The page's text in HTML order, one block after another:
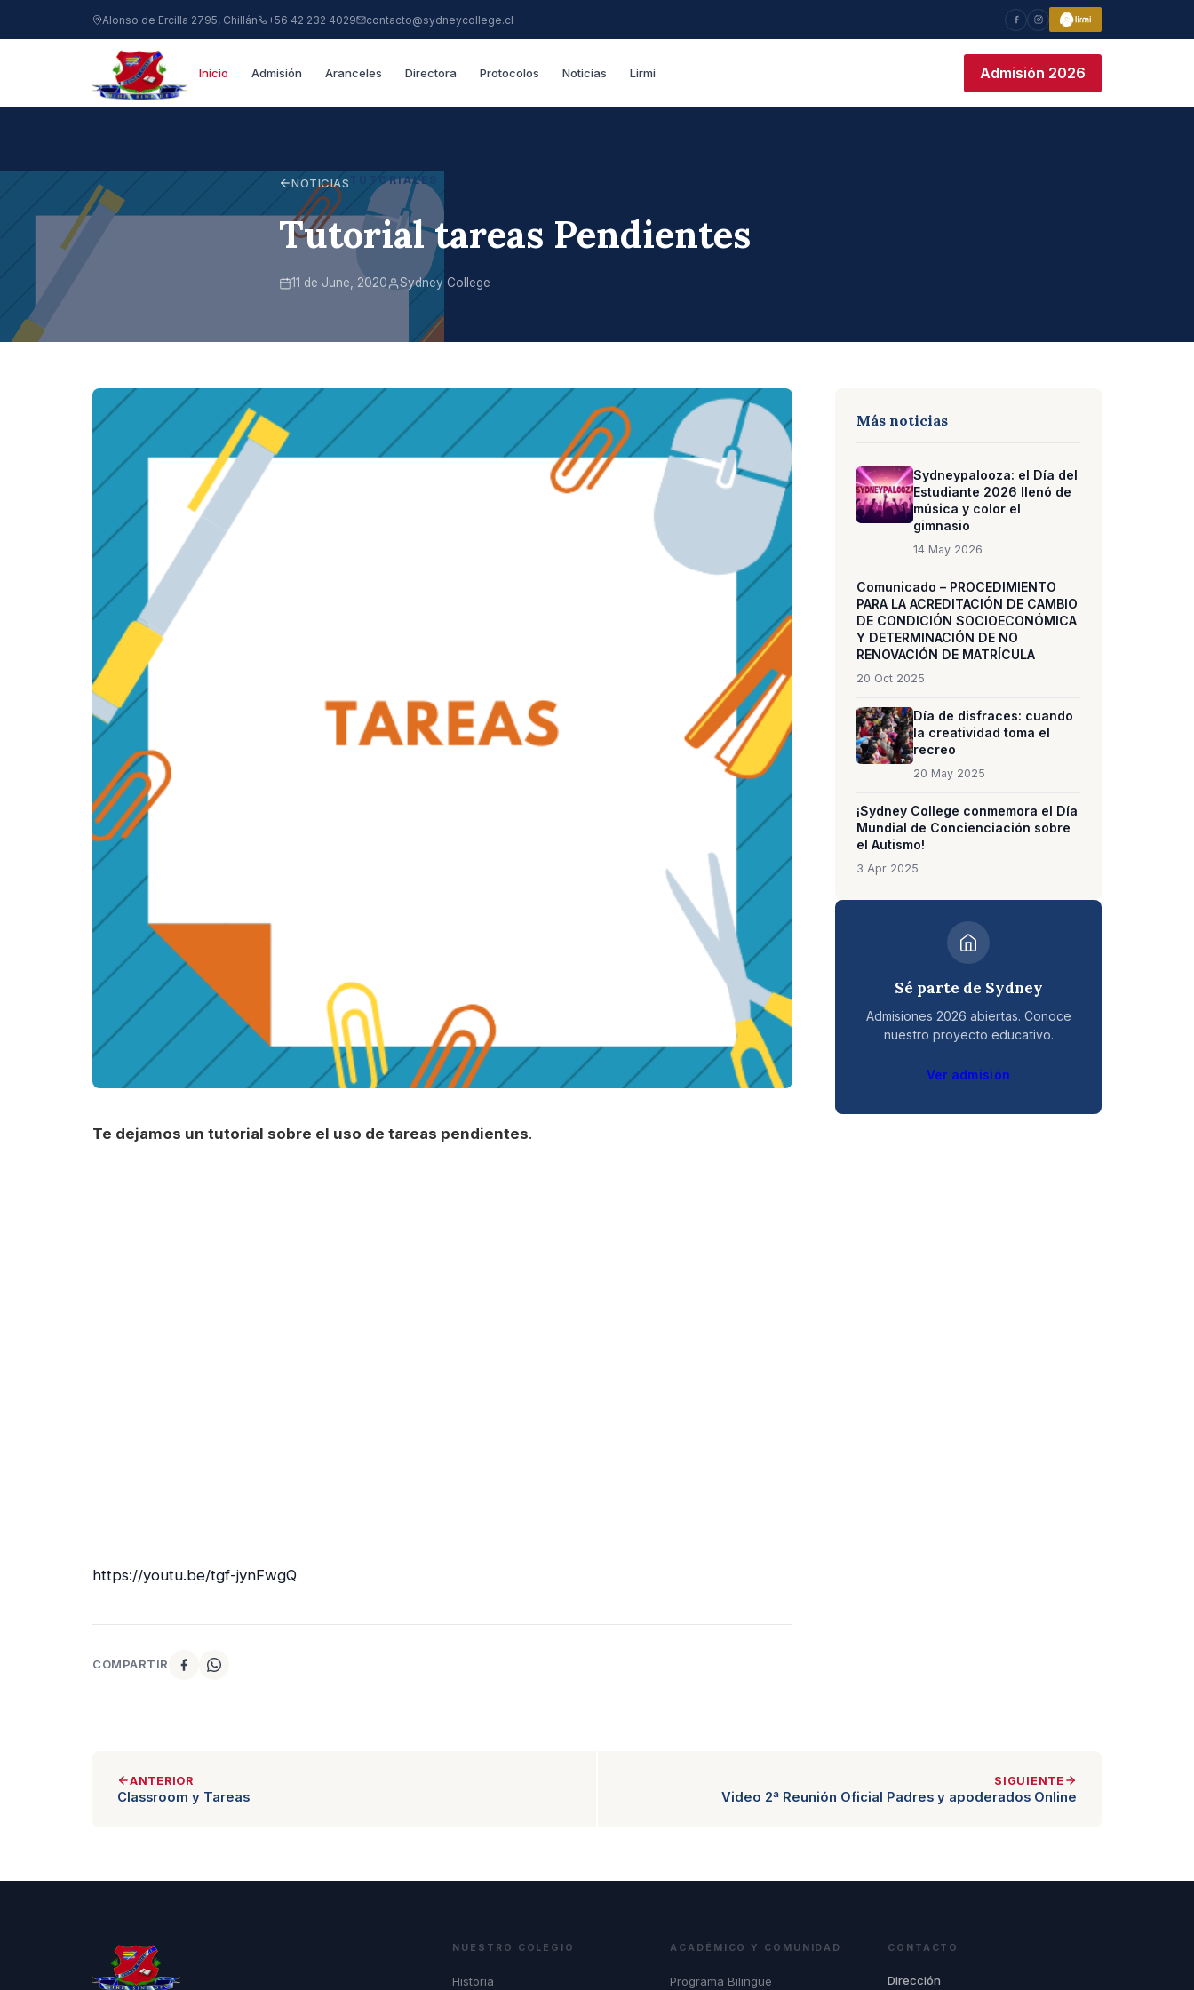
Alonso de Ercilla 2795, Chillán +56 42 232 4029 contacto@sydneycollege.cl
Inicio Admisión Aranceles Directora Protocolos Noticias Lirmi Admisión 2026
NOTICIAS TUTORIALES
Tutorial tareas Pendientes
11 de June, 2020 Sydney College
Te dejamos un tutorial sobre el uso de tareas pendientes.
https://youtu.be/tgf-jynFwgQ
COMPARTIR
Más noticias
Sydneypalooza: el Día del
Estudiante 2026 llenó de
música y color el
gimnasio
14 May 2026
Comunicado – PROCEDIMIENTO
PARA LA ACREDITACIÓN DE CAMBIO
DE CONDICIÓN SOCIOECONÓMICA
Y DETERMINACIÓN DE NO
RENOVACIÓN DE MATRÍCULA
20 Oct 2025
Día de disfraces: cuando
la creatividad toma el
recreo
20 May 2025
¡Sydney College conmemora el Día
Mundial de Concienciación sobre
el Autismo!
3 Apr 2025
Sé parte de Sydney
Admisiones 2026 abiertas. Conoce
nuestro proyecto educativo.
Ver admisión
ANTERIOR
Classroom y Tareas
SIGUIENTE
Video 2ª Reunión Oficial Padres y apoderados Online
NUESTRO COLEGIO
Historia
ACADÉMICO Y COMUNIDAD
Programa Bilingüe
CONTACTO
Dirección